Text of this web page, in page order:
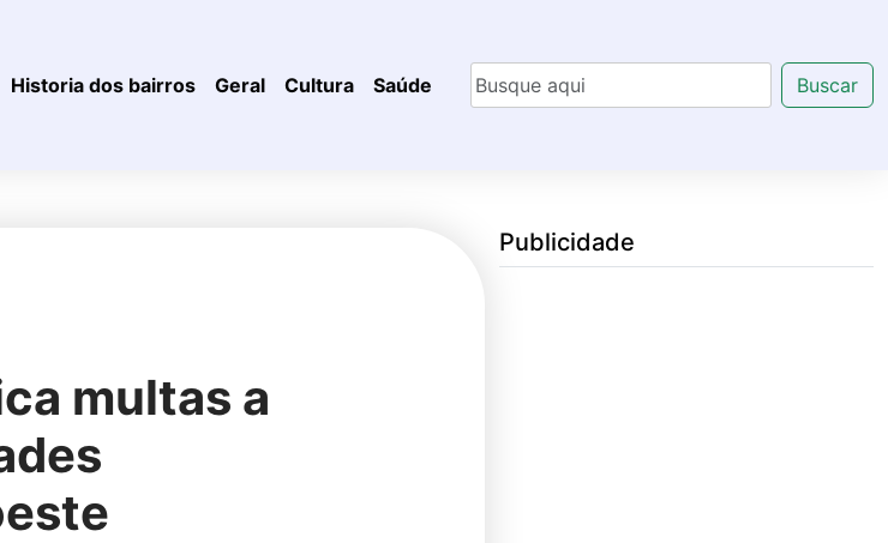
Historia dos bairros Geral Cultura Saúde Buscar
multas a
Publicidade